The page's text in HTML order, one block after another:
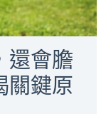
還會膽
關鍵原